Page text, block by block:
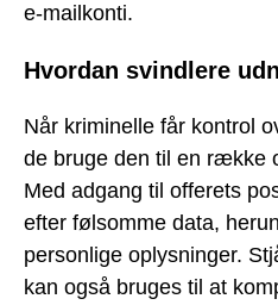
e-mailkonti.
Hvordan svindlere
Når kriminelle får kontrol
de bruge den til en række
Med adgang til offerets
efter følsomme data,
personlige oplysninger.
kan også bruges til at